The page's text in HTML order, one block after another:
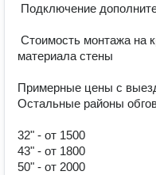
материала стены
Примерные цены с
Остальные районы
32" - от 1500
43" - от 1800
50" - от 2000